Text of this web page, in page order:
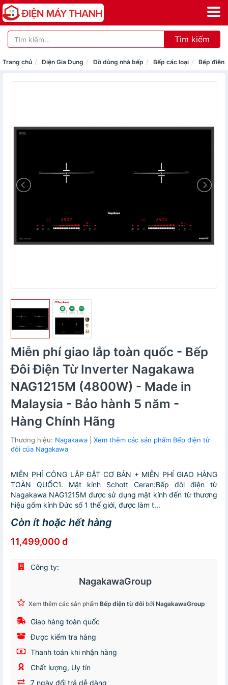
Tìm kiếm
Trang chủ Điện Gia Dụng Đồ dùng nhà bếp Bếp các loại Bếp điện
Miễn phí giao lắp toàn quốc - Bếp
Đôi Điện Từ Inverter Nagakawa
NAG1215M (4800W) - Made in
Malaysia - Bảo hành 5 năm -
Hàng Chính Hãng
Thương hiệu: Nagakawa
Xem thêm các sản phẩm Bếp điện từ
đôi của Nagakawa
MIỄN PHÍ CÔNG LẮP ĐẶT CƠ BẢN + MIỄN PHÍ GIAO HÀNG
TOÀN QUỐC1. Mặt kính Schott Ceran:Bếp đôi điện từ
Nagakawa NAG1215M được sử dụng mặt kính đến từ thương
hiệu gốm kính Đức số 1 thế giới, được làm t...
Còn ít hoặc hết hàng
11,499,000 đ
Công ty:
NagakawaGroup
Xem thêm các sản phẩm Bếp điện từ đôi bởi NagakawaGroup
Giao hàng toàn quốc
Được kiểm tra hàng
Thanh toán khi nhận hàng
Chất lượng, Uy tín
7 ngày đổi trả dễ dàng